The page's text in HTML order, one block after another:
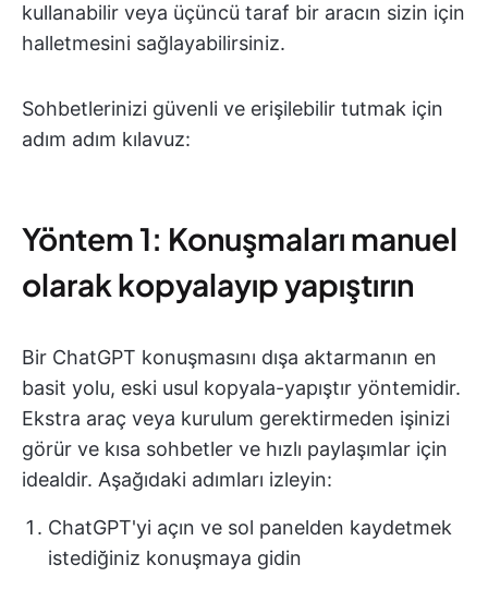
kullanabilir veya üçüncü taraf bir aracın sizin için
halletmesini sağlayabilirsiniz.
Sohbetlerinizi güvenli ve erişilebilir tutmak için
adım adım kılavuz:
Yöntem 1: Konuşmaları manuel
olarak kopyalayıp yapıştırın
Bir ChatGPT konuşmasını dışa aktarmanın en
basit yolu, eski usul kopyala-yapıştır yöntemidir.
Ekstra araç veya kurulum gerektirmeden işinizi
görür ve kısa sohbetler ve hızlı paylaşımlar için
idealdir. Aşağıdaki adımları izleyin:
ChatGPT'yi açın ve sol panelden kaydetmek
istediğiniz konuşmaya gidin